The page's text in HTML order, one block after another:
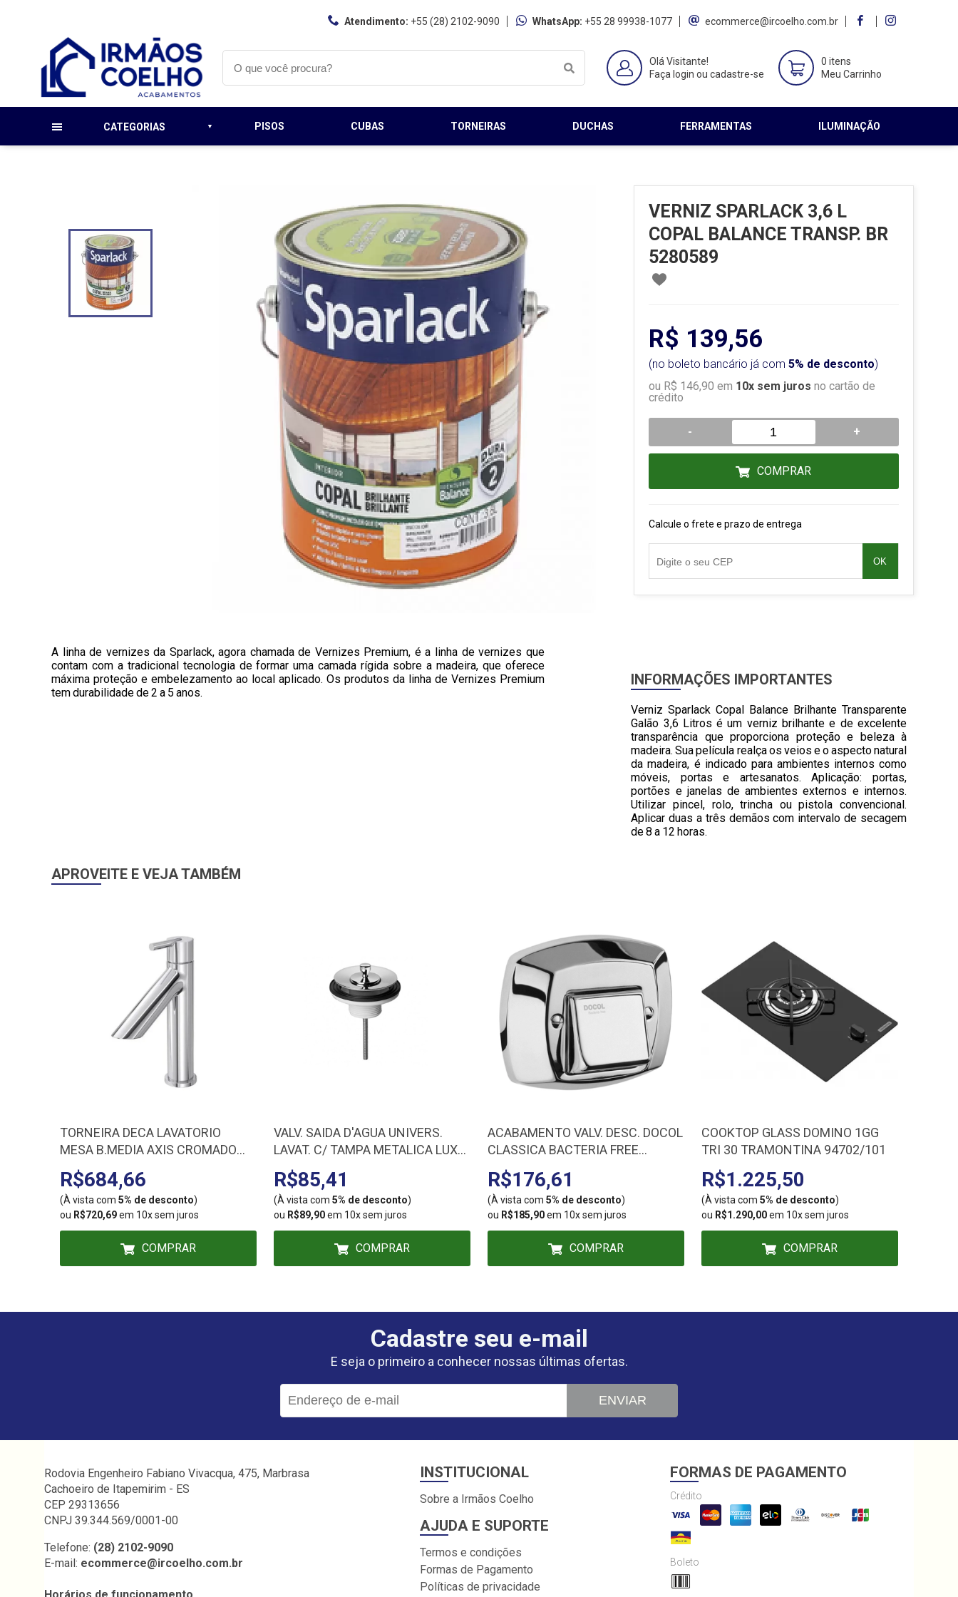
Atendimento: +55 (28) 2102-9090 WhatsApp: +55 28 99938-1077 ecommerce@ircoelho.com.br
Olá Visitante!
Faça login ou cadastre-se
0 itens
Meu Carrinho
CATEGORIAS PISOS CUBAS TORNEIRAS DUCHAS FERRAMENTAS ILUMINAÇÃO
VERNIZ SPARLACK 3,6 L
COPAL BALANCE TRANSP. BR
5280589
R$ 139,56
(no boleto bancário já com 5% de desconto)
ou R$ 146,90 em 10x sem juros no cartão de
crédito
- +
COMPRAR
Calcule o frete e prazo de entrega
OK
A linha de vernizes da Sparlack, agora chamada de Vernizes Premium, é a linha de vernizes que
contam com a tradicional tecnologia de formar uma camada rígida sobre a madeira, que oferece
máxima proteção e embelezamento ao local aplicado. Os produtos da linha de Vernizes Premium
tem durabilidade de 2 a 5 anos.
INFORMAÇÕES IMPORTANTES
Verniz Sparlack Copal Balance Brilhante Transparente
Galão 3,6 Litros é um verniz brilhante e de excelente
transparência que proporciona proteção e beleza à
madeira. Sua película realça os veios e o aspecto natural
da madeira, é indicado para ambientes internos como
móveis, portas e artesanatos. Aplicação: portas,
portões e janelas de ambientes externos e internos.
Utilizar pincel, rolo, trincha ou pistola convencional.
Aplicar duas a três demãos com intervalo de secagem
de 8 a 12 horas.
APROVEITE E VEJA TAMBÉM
TORNEIRA DECA LAVATORIO
MESA B.MEDIA AXIS CROMADO
1196.C73
R$684,66
(À vista com 5% de desconto)
ou R$720,69em 10x sem juros
COMPRAR
VALV. SAIDA D'AGUA UNIVERS.
LAVAT. C/ TAMPA METALICA LUXO
CHROME 444306/2183606
R$85,41
(À vista com 5% de desconto)
ou R$89,90em 10x sem juros
COMPRAR
ACABAMENTO VALV. DESC. DOCOL
CLASSICA BACTERIA FREE
1500038
R$176,61
(À vista com 5% de desconto)
ou R$185,90em 10x sem juros
COMPRAR
COOKTOP GLASS DOMINO 1GG
TRI 30 TRAMONTINA 94702/101
R$1.225,50
(À vista com 5% de desconto)
ou R$1.290,00em 10x sem juros
COMPRAR
Cadastre seu e-mail
E seja o primeiro a conhecer nossas últimas ofertas.
ENVIAR
Rodovia Engenheiro Fabiano Vivacqua, 475, Marbrasa
Cachoeiro de Itapemirim - ES
CEP 29313656
CNPJ 39.344.569/0001-00
Telefone: (28) 2102-9090
E-mail: ecommerce@ircoelho.com.br
INSTITUCIONAL
Sobre a Irmãos Coelho
AJUDA E SUPORTE
Termos e condições
Formas de Pagamento
Políticas de privacidade
FORMAS DE PAGAMENTO
Crédito
Boleto